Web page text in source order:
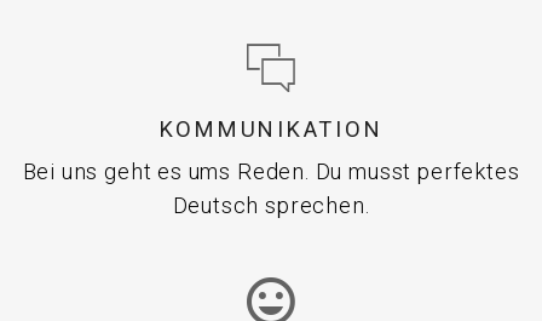
KOMMUNIKATION
Bei uns geht es ums Reden. Du musst perfektes
Deutsch sprechen.